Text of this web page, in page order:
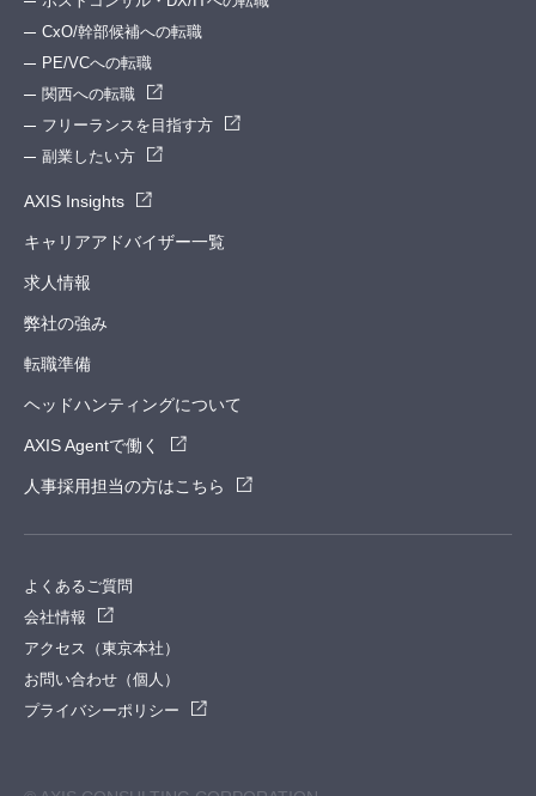
CxO/幹部候補への転職
PE/VCへの転職
関西への転職
フリーランスを目指す方
副業したい方
AXIS Insights
キャリアアドバイザー一覧
求人情報
弊社の強み
転職準備
ヘッドハンティングについて
AXIS Agentで働く
人事採用担当の方はこちら
よくあるご質問
会社情報
アクセス（東京本社）
お問い合わせ（個人）
プライバシーポリシー